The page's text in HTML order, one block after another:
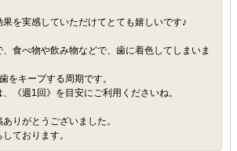
を実感していただけてとても嬉しいです♪
食べ物や飲み物などで、歯に着色してしまいま
をキープする周期です。
《週1回》を目安にご利用くださいね。
りがとうございました。
ております。